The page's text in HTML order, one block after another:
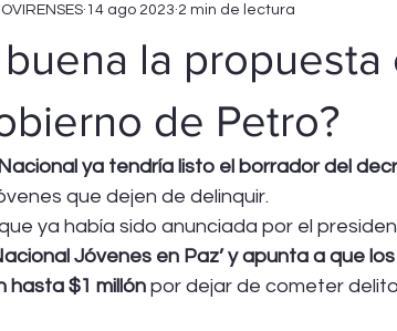
TARDE LA NOCHE BOYACÁ
buena la
de Petro?
14 ago 2023 2 min de lectura
ya tendría listo el borrador del
que dejen de delinquir.
ya había sido anunciada por el
Jóvenes en Paz’ y apunta a que
hasta $1 millón por dejar de cometer